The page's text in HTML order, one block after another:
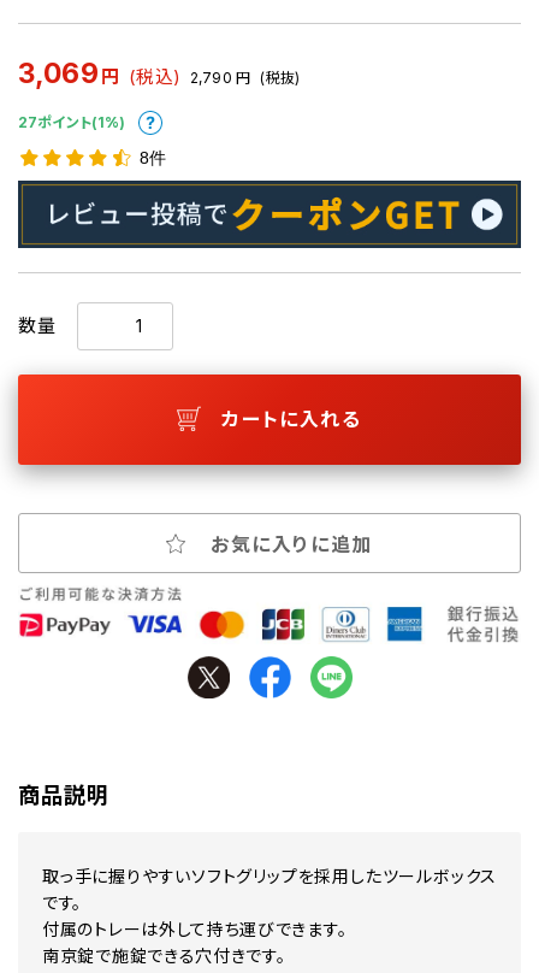
3,069 円 (税込) 2,790 円 (税抜)
27ポイント(1%)
8件
数量
カートに入れる
お気に入りに追加
商品説明
取っ手に握りやすいソフトグリップを採用したツールボックス
です。
付属のトレーは外して持ち運びできます。
南京錠で施錠できる穴付きです。